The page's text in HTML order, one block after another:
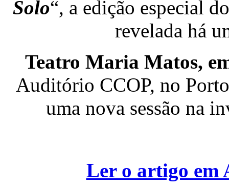
Solo“, a edição especial
revelada há
Teatro Maria Matos,
Auditório CCOP, no
uma nova sessão na
Ler o artigo em